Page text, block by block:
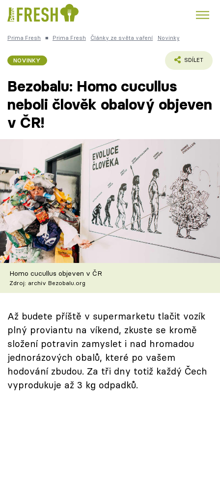
Česká kuchyně
Recepty
Články
TV Program
Škola vaření
Recepty z TV
Speciál: Cuketa
Sledujte prima+
Přihlášení
Prima Fresh ■ Prima Fresh Články ze světa vaření Novinky
NOVINKY SDÍLET
Bezobalu: Homo cucullus
neboli člověk obalový objeven
v ČR!
Homo cucullus objeven v ČR
Zdroj: archiv Bezobalu.org
Až budete příště v supermarketu tlačit vozík
plný proviantu na víkend, zkuste se kromě
složení potravin zamyslet i nad hromadou
jednorázových obalů, které po vašem
hodování zbudou. Za tři dny totiž každý Čech
vyprodukuje až 3 kg odpadků.